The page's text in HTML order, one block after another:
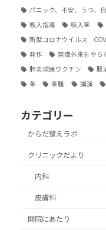
パニック、不安、うつ、
吸入指導 吸入薬
新型コロナウイルス
発作 禁煙外来をやら
肺炎球菌ワクチン 腸
薬 薬膳 講演
カテゴリー
からだ整えラボ
クリニックだより
内科
皮膚科
開院にあたり